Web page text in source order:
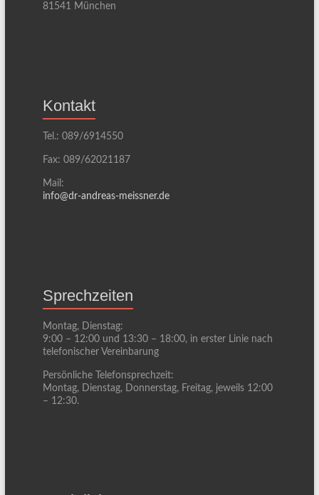
81541 München
Kontakt
Tel.: 089/6914550
Fax: 089/62021187
Mail:
info@dr-andreas-meissner.de
Sprechzeiten
Montag, Dienstag:
9:00 – 12:00 und 13:30 – 18:00, in erster Linie nach
telefonischer Vereinbarung
Persönliche Telefonsprechzeit:
Montag, Dienstag, Donnerstag, Freitag, jeweils 12:00
– 12:30.